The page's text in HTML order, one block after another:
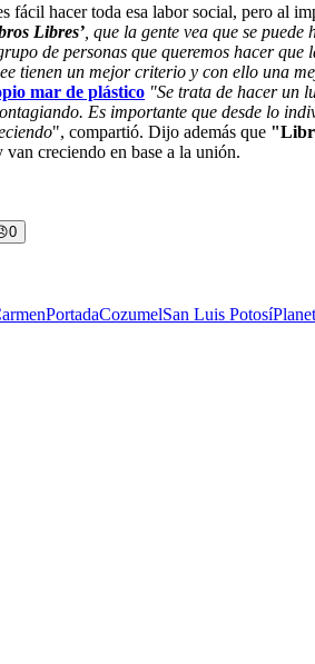
fácil hacer toda esa labor social, pero al
Libres’ , que la gente vea que se
de personas que queremos hacer que
tienen un mejor criterio y con ello una
mar de plástico "Se trata de hacer un
Es importante que desde lo
", compartió. Dijo además que
y van creciendo en base a la unión.
0
PortadaCozumelSan Luis Potosí